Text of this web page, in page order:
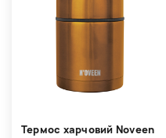
Термос харчовий Noveen